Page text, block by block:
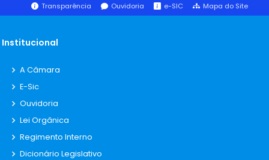
Transparência Ouvidoria e-SIC Mapa do Site
Institucional
A Câmara
E-Sic
Ouvidoria
Lei Orgânica
Regimento Interno
Dicionário Legislativo